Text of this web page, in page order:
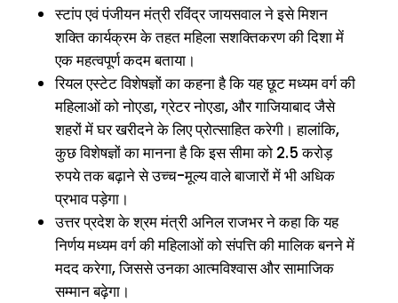
स्टांप एवं पंजीयन मंत्री रविंद्र जायसवाल ने इसे मिशन
शक्ति कार्यक्रम के तहत महिला सशक्तिकरण की दिशा में
एक महत्वपूर्ण कदम बताया।
रियल एस्टेट विशेषज्ञों का कहना है कि यह छूट मध्यम वर्ग की
महिलाओं को नोएडा, ग्रेटर नोएडा, और गाजियाबाद जैसे
शहरों में घर खरीदने के लिए प्रोत्साहित करेगी। हालांकि,
कुछ विशेषज्ञों का मानना है कि इस सीमा को 2.5 करोड़
रुपये तक बढ़ाने से उच्च-मूल्य वाले बाजारों में भी अधिक
प्रभाव पड़ेगा।
उत्तर प्रदेश के श्रम मंत्री अनिल राजभर ने कहा कि यह
निर्णय मध्यम वर्ग की महिलाओं को संपत्ति की मालिक बनने में
मदद करेगा, जिससे उनका आत्मविश्वास और सामाजिक
सम्मान बढ़ेगा।